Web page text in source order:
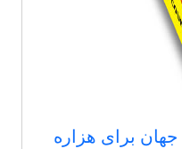
برای هزاره